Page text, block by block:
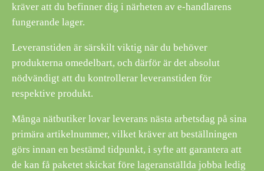
kräver att du befinner dig i närheten av e-handlarens
fungerande lager.
Leveranstiden är särskilt viktig när du behöver
produkterna omedelbart, och därför är det absolut
nödvändigt att du kontrollerar leveranstiden för
respektive produkt.
Många nätbutiker lovar leverans nästa arbetsdag på sina
primära artikelnummer, vilket kräver att beställningen
görs innan en bestämd tidpunkt, i syfte att garantera att
de kan få paketet skickat före lageranställda jobba ledig